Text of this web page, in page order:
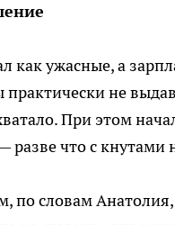
как ужасные, а
не
При этом
разве что с кнутами
по словам